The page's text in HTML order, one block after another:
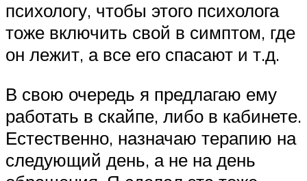
психологу, чтобы этого психолога
тоже включить свой в симптом, где
он лежит, а все его спасают и т.д.
В свою очередь я предлагаю ему
работать в скайпе, либо в кабинете.
Естественно, назначаю терапию на
следующий день, а не на день